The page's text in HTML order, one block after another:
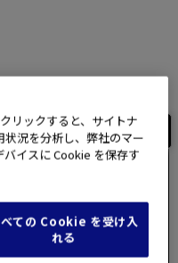
リックすると、サイトナ
況を分析し、弊社のマー
イスに Cookie を保存す
ての Cookie を受け入
れる